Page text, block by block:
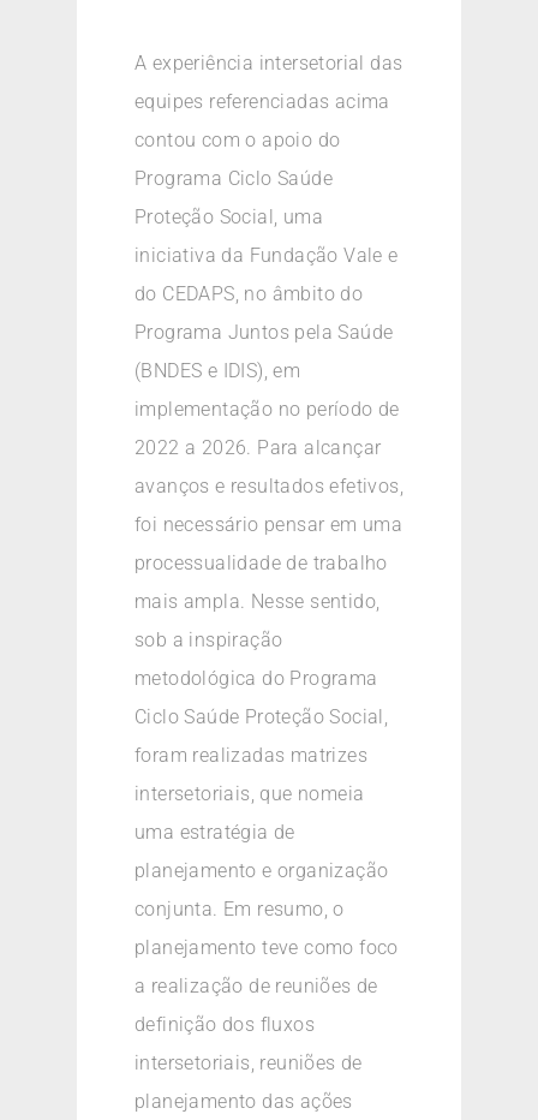
A experiência intersetorial das
equipes referenciadas acima
contou com o apoio do
Programa Ciclo Saúde
Proteção Social, uma
iniciativa da Fundação Vale e
do CEDAPS, no âmbito do
Programa Juntos pela Saúde
(BNDES e IDIS), em
implementação no período de
2022 a 2026. Para alcançar
avanços e resultados efetivos,
foi necessário pensar em uma
processualidade de trabalho
mais ampla. Nesse sentido,
sob a inspiração
metodológica do Programa
Ciclo Saúde Proteção Social,
foram realizadas matrizes
intersetoriais, que nomeia
uma estratégia de
planejamento e organização
conjunta. Em resumo, o
planejamento teve como foco
a realização de reuniões de
definição dos fluxos
intersetoriais, reuniões de
planejamento das ações